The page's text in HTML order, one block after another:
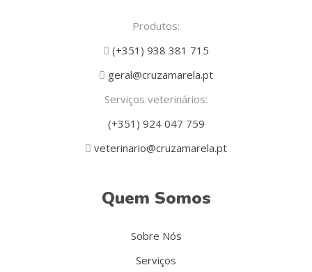
Produtos:
(+351) 938 381 715
geral@cruzamarela.pt
Serviços veterinários:
(+351) 924 047 759
veterinario@cruzamarela.pt
Quem Somos
Sobre Nós
Serviços